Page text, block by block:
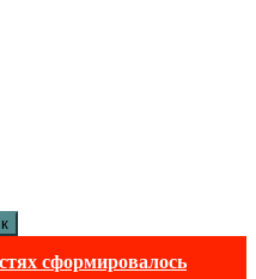
сформировалось